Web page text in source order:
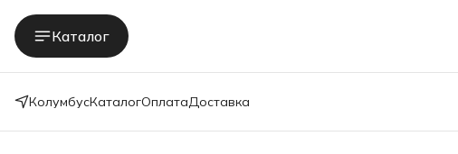
Каталог
КолумбусКаталогОплатаДоставка